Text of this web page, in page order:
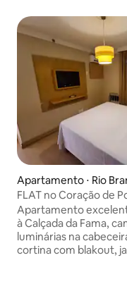
Apartamento ⋅ Rio
FLAT no Coração de
Apartamento
à Calçada da Fama,
luminárias na
cortina com blakout, janela com